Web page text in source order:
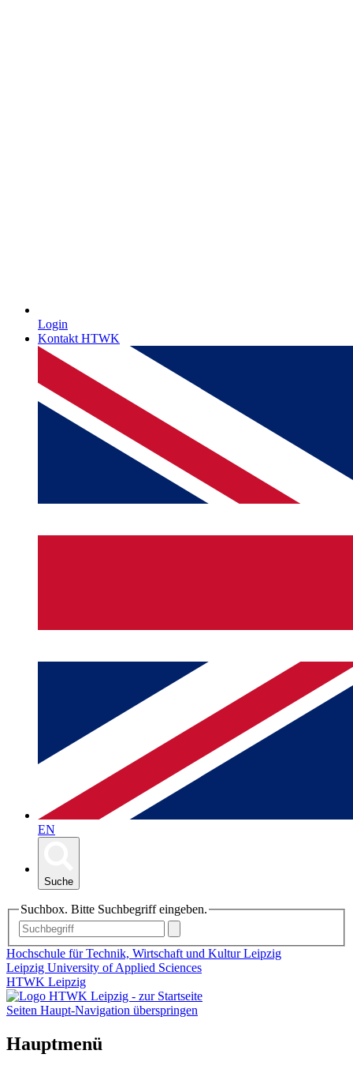
Login
Kontakt HTWK
EN
Suche
Suchbox. Bitte Suchbegriff eingeben.
Hochschule für Technik, Wirtschaft und Kultur Leipzig
Leipzig University of Applied Sciences
HTWK Leipzig
Seiten Haupt-Navigation überspringen
Hauptmenü